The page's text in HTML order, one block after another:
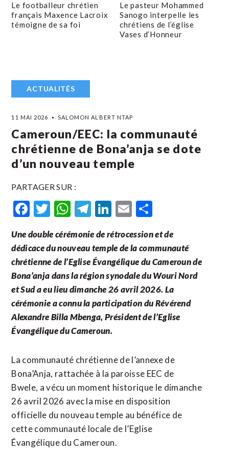
Le footballeur chrétien
français Maxence Lacroix
témoigne de sa foi
Le pasteur Mohammed
Sanogo interpelle les
chrétiens de l’église
Vases d’Honneur
ACTUALITÉS
11 MAI 2026 SALOMON ALBERT NTAP
Cameroun/EEC: la communauté
chrétienne de Bona’anja se dote
d’un nouveau temple
PARTAGER SUR :
Facebook
Twitter
WhatsApp
Telegram
LinkedIn
Email
Une double cérémonie de rétrocession et de
dédicace du nouveau temple de la communauté
chrétienne de l’Eglise Évangélique du Cameroun de
Bona’anja dans la région synodale du Wouri Nord
et Sud a eu lieu dimanche 26 avril 2026. La
cérémonie a connu la participation du Révérend
Alexandre Billa Mbenga, Président de l’Eglise
Évangélique du Cameroun.
La communauté chrétienne de l’annexe de
Bona’Anja, rattachée à la paroisse EEC de
Bwele, a vécu un moment historique le dimanche
26 avril 2026 avec la mise en disposition
officielle du nouveau temple au bénéfice de
cette communauté locale de l’Eglise
Évangélique du Cameroun.